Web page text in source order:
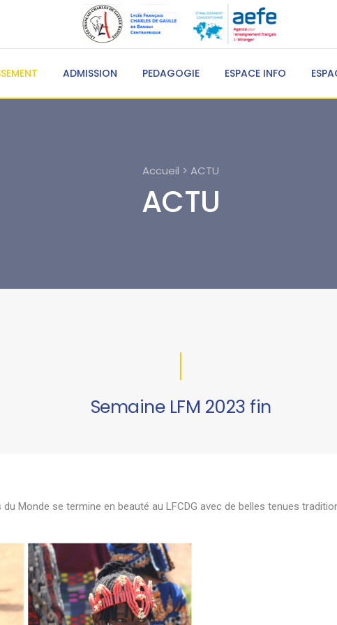
ADMISSION PEDAGOGIE ESPACE INFO
Accueil > ACTU
ACTU
Semaine LFM 2023 fin
Monde se termine en beauté au LFCDG avec de belles tenues